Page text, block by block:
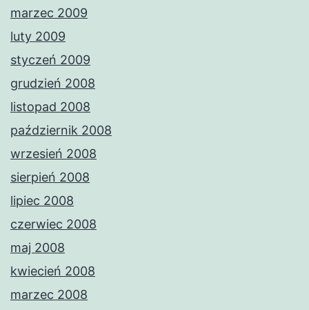
marzec 2009
luty 2009
styczeń 2009
grudzień 2008
listopad 2008
październik 2008
wrzesień 2008
sierpień 2008
lipiec 2008
czerwiec 2008
maj 2008
kwiecień 2008
marzec 2008